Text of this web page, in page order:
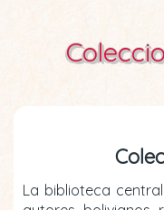
La biblioteca